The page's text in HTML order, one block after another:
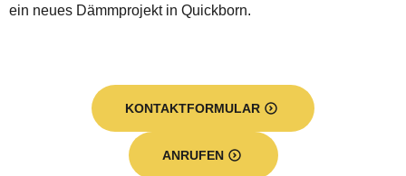
ein neues Dämmprojekt in Quickborn.
KONTAKTFORMULAR
ANRUFEN